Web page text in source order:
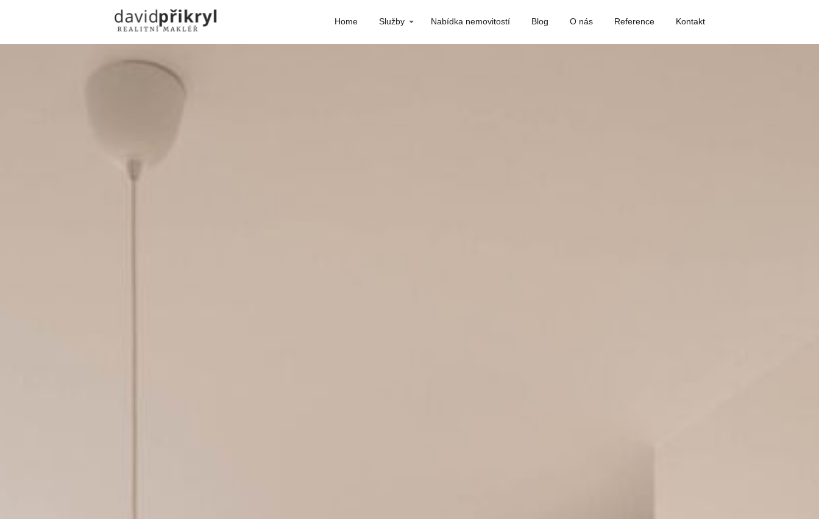
Home Služby Nabídka nemovitostí Blog O nás Reference Kontakt